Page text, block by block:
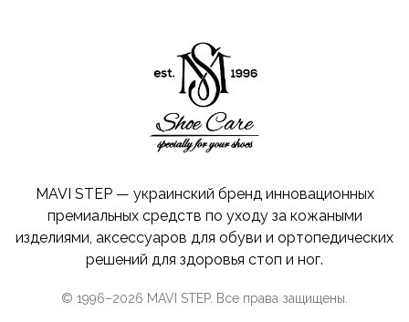
MAVI STEP — украинский бренд инновационных
премиальных средств по уходу за кожаными
изделиями, аксессуаров для обуви и ортопедических
решений для здоровья стоп и ног.
© 1996–2026 MAVI STEP. Все права защищены.